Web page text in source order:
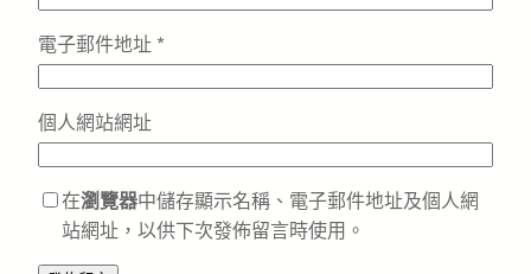
電子郵件地址 *
個人網站網址
在瀏覽器中儲存顯示名稱、電子郵件地址及個人網
站網址，以供下次發佈留言時使用。